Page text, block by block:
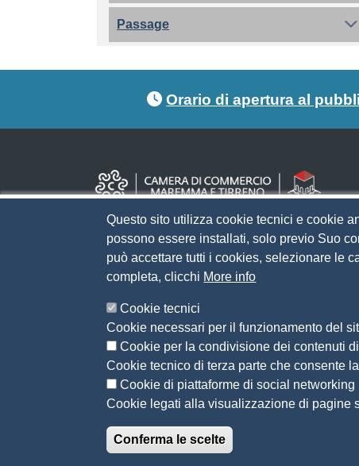
Passage
Orario di apertura al
Questo sito utilizza cookie tecnici e cookie
possono essere installati, solo previo Suo
può accettare tutti i cookies, selezionare le
completa, clicchi More info
Cookie tecnici
Cookie necessari per il funzionamento del
Cookie per la condivisione dei contenuti
Cookie tecnico di terza parte che consente
Cookie di piattaforme di social networking
Cookie legati alla visualizzazione di pagine
Conferma le scelte